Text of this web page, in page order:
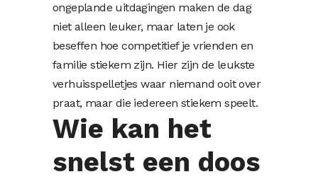
ongeplande uitdagingen maken de dag
niet alleen leuker, maar laten je ook
beseffen hoe competitief je vrienden en
familie stiekem zijn. Hier zijn de leukste
verhuisspelletjes waar niemand ooit over
praat, maar die iedereen stiekem speelt.
Wie kan het
snelst een doos